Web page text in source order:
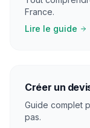
France.
Lire le guide
Créer un
Guide complet
pas.